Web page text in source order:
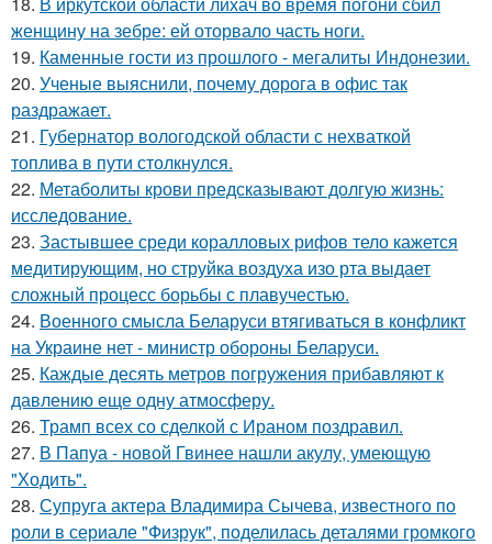
женщину на зебре: ей оторвало часть ноги.
19. Каменные гости из прошлого - мегалиты Индонезии.
20. Ученые выяснили, почему дорога в офис так
раздражает.
21. Губернатор вологодской области с нехваткой
топлива в пути столкнулся.
22. Метаболиты крови предсказывают долгую жизнь:
исследование.
23. Застывшее среди коралловых рифов тело кажется
медитирующим, но струйка воздуха изо рта выдает
сложный процесс борьбы с плавучестью.
24. Военного смысла Беларуси втягиваться в конфликт
на Украине нет - министр обороны Беларуси.
25. Каждые десять метров погружения прибавляют к
давлению еще одну атмосферу.
26. Трамп всех со сделкой с Ираном поздравил.
27. В Папуа - новой Гвинее нашли акулу, умеющую
"Ходить".
28. Супруга актера Владимира Сычева, известного по
роли в сериале "Физрук", поделилась деталями громкого